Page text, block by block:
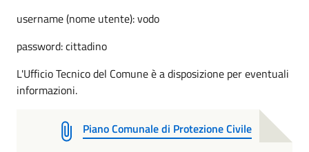
username (nome utente): vodo
password: cittadino
L'Ufficio Tecnico del Comune è a disposizione per eventuali
informazioni.
Piano Comunale di Protezione Civile